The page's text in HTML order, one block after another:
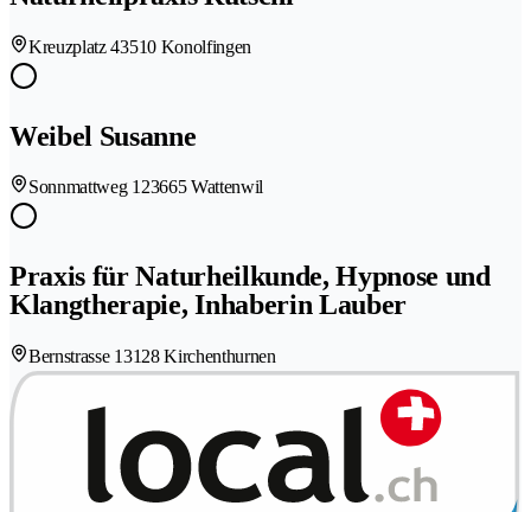
Kreuzplatz 43510 Konolfingen
Weibel Susanne
Sonnmattweg 123665 Wattenwil
Praxis für Naturheilkunde, Hypnose und
Klangtherapie, Inhaberin Lauber
Bernstrasse 13128 Kirchenthurnen